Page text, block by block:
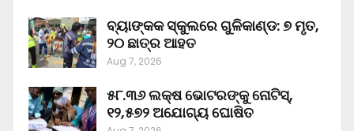
ବ୍ୟାଙ୍କକ ସ୍କୁଲରେ ଗୁଳିକାଣ୍ଡ: ୭ ମୃତ,
୨୦ ଛାତ୍ର ଆହତ
Aug 7, 2026
୫୮.୩୬ ଲକ୍ଷ ଭୋଟରଙ୍କୁ ନୋଟିସ୍‌,
୧୨,୫୭୨ ଅଯୋଗ୍ୟ ଘୋଷିତ